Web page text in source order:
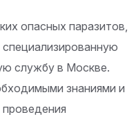
опасных паразитов,
службу в Москве.
знаниями и